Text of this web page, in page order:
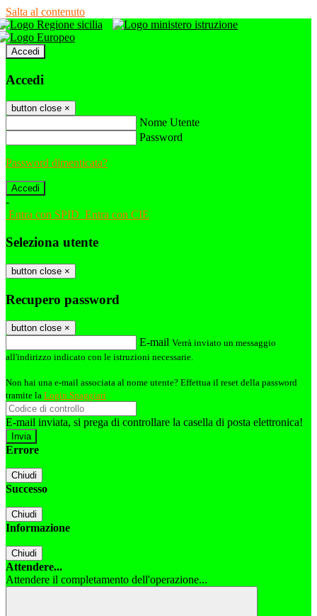
Salta al contenuto
Accedi
Accedi
button close ×
Nome Utente
Password
Password dimenticata?
-
Entra con SPID Entra con CIE
Seleziona utente
button close ×
Recupero password
button close ×
E-mail Verrà inviato un messaggio
all'indirizzo indicato con le istruzioni necessarie.
Non hai una e-mail associata al nome utente? Effettua il reset della password
tramite la Login Spaggiari
E-mail inviata, si prega di controllare la casella di posta elettronica!
Errore
Chiudi
Successo
Chiudi
Informazione
Chiudi
Attendere...
Attendere il completamento dell'operazione...